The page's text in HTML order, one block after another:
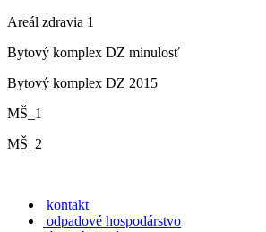
Areál zdravia 1
Bytový komplex DZ minulosť
Bytový komplex DZ 2015
MŠ_1
MŠ_2
kontakt
odpadové hospodárstvo